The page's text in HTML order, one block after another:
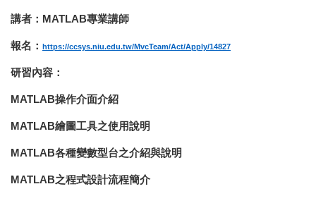
講者：MATLAB專業講師
報名： https://ccsys.niu.edu.tw/MvcTeam/Act/Apply/14827
研習內容：
MATLAB操作介面介紹
MATLAB繪圖工具之使用說明
MATLAB各種變數型台之介紹與說明
MATLAB之程式設計流程簡介